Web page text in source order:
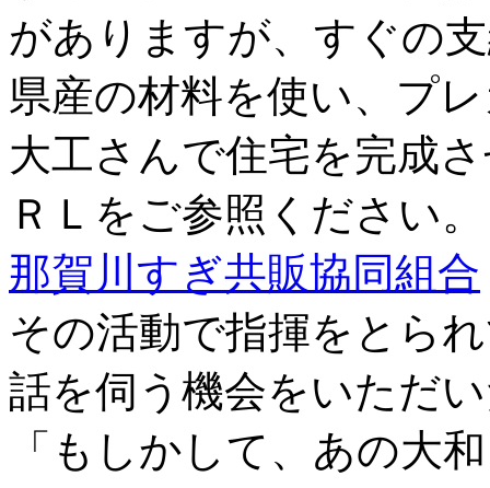
がありますが、すぐの
県産の材料を使い、プ
大工さんで住宅を完成
ＲＬをご参照ください。
那賀川すぎ共販協同組合
その活動で指揮をとら
話を伺う機会をいただ
「もしかして、あの大